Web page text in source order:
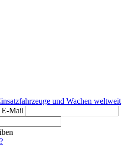
und Wachen weltweit
E-Mail